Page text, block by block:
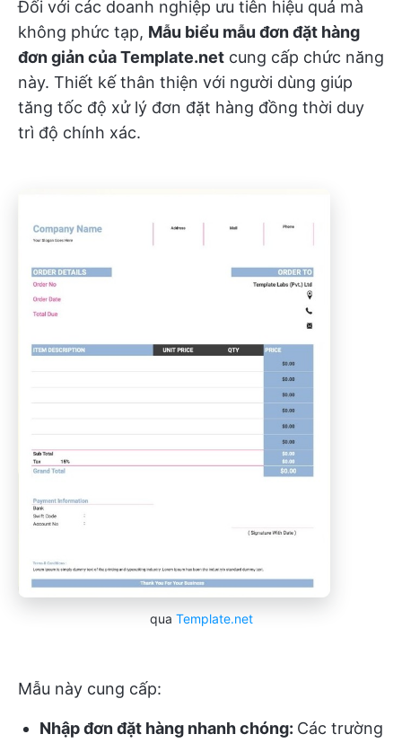
Đối với các doanh nghiệp ưu tiên hiệu quả mà
không phức tạp, Mẫu biểu mẫu đơn đặt hàng
đơn giản của Template.net cung cấp chức năng
này. Thiết kế thân thiện với người dùng giúp
tăng tốc độ xử lý đơn đặt hàng đồng thời duy
trì độ chính xác.
qua Template.net
Mẫu này cung cấp:
Nhập đơn đặt hàng nhanh chóng: Các trường